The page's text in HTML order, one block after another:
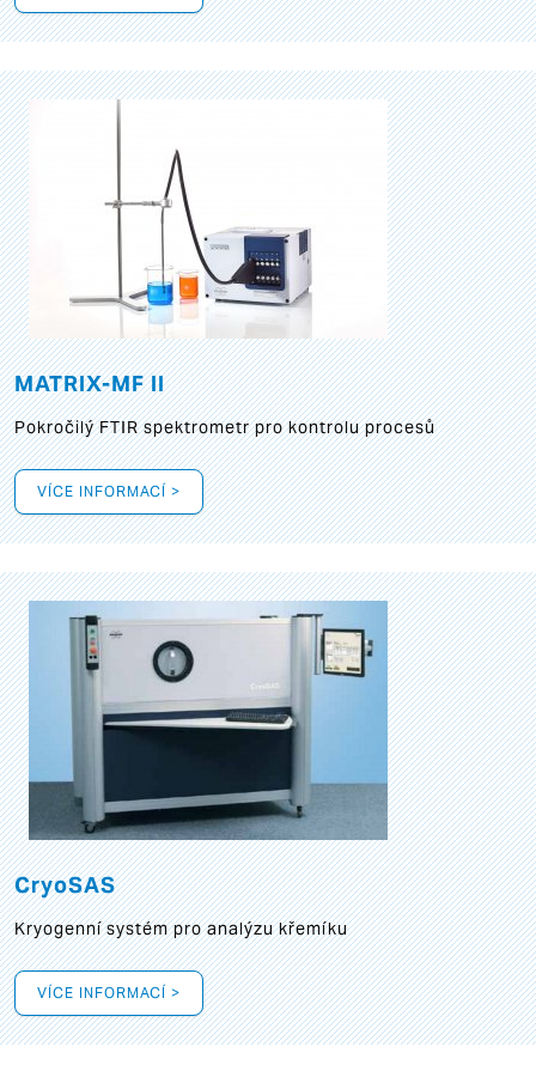
MATRIX-MF II
Pokročilý FTIR spektrometr pro kontrolu procesů
VÍCE INFORMACÍ >
CryoSAS
Kryogenní systém pro analýzu křemíku
VÍCE INFORMACÍ >